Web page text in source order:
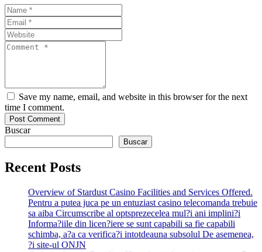
Save my name, email, and website in this browser for the next
time I comment.
Buscar
Buscar
Recent Posts
Overview of Stardust Casino Facilities and Services Offered.
Pentru a putea juca pe un entuziast casino telecomanda trebuie
sa aiba Circumscribe al optsprezecelea mul?i ani implini?i
Informa?iile din licen?iere se sunt capabili sa fie capabili
schimba, a?a ca verifica?i intotdeauna subsolul De asemenea,
?i site-ul ONJN